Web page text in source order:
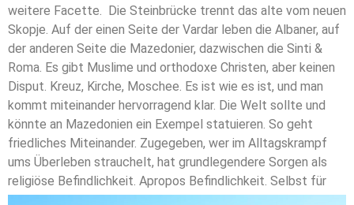
weitere Facette. Die Steinbrücke trennt das alte vom neuen
Skopje. Auf der einen Seite der Vardar leben die Albaner, auf
der anderen Seite die Mazedonier, dazwischen die Sinti &
Roma. Es gibt Muslime und orthodoxe Christen, aber keinen
Disput. Kreuz, Kirche, Moschee. Es ist wie es ist, und man
kommt miteinander hervorragend klar. Die Welt sollte und
könnte an Mazedonien ein Exempel statuieren. So geht
friedliches Miteinander. Zugegeben, wer im Alltagskrampf
ums Überleben strauchelt, hat grundlegendere Sorgen als
religiöse Befindlichkeit. Apropos Befindlichkeit. Selbst für